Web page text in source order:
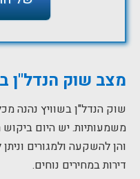
מצב שוק הנדל"ן
שוק הנדל"ן בשוויץ נהנה
משמעותיות. יש היום
והן להשקעה ולמגורים
דירות במחירים נוחים.